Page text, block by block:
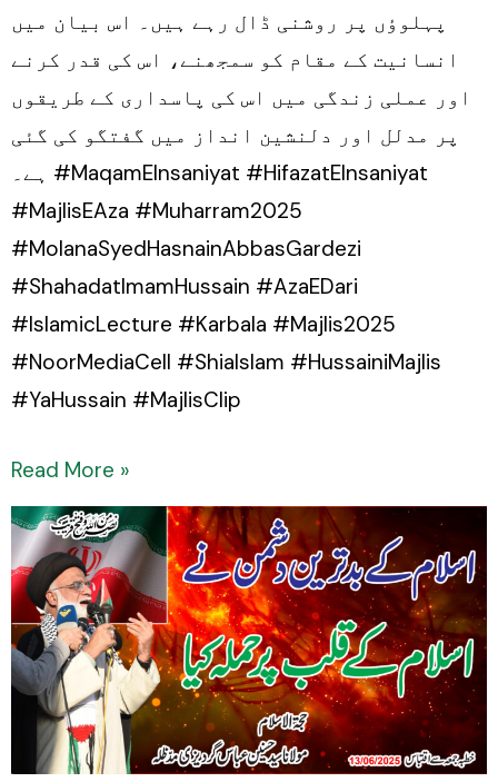
پہلوؤں پر روشنی ڈال رہے ہیں۔ اس بیان میں
انسانیت کے مقام کو سمجھنے، اس کی قدر کرنے
اور عملی زندگی میں اس کی پاسداری کے طریقوں
پر مدلل اور دلنشین انداز میں گفتگو کی گئی
ہے۔ #MaqamEInsaniyat #HifazatEInsaniyat
#MajlisEAza #Muharram2025
#MolanaSyedHasnainAbbasGardezi
#ShahadatImamHussain #AzaEDari
#IslamicLecture #Karbala #Majlis2025
#NoorMediaCell #ShiaIslam #HussainiMajlis
#YaHussain #MajlisClip
Read More »
Islam
ke
badtareen
dushman
ne
Islam